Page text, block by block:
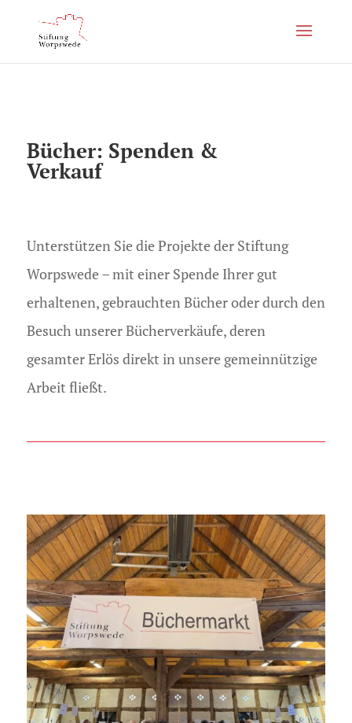
Bücher: Spenden &
Verkauf
Unterstützen Sie die Projekte der Stiftung
Worpswede – mit einer Spende Ihrer gut
erhaltenen, gebrauchten Bücher oder durch den
Besuch unserer Bücherverkäufe, deren
gesamter Erlös direkt in unsere gemeinnützige
Arbeit fließt.